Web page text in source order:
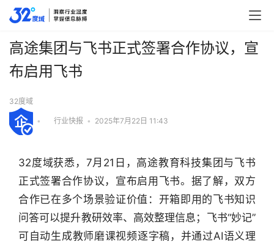
高途集团与飞书正式签署合作协议，宣
布启用飞书
32度域
• 行业快报 • 2025年7月22日 11:43
32度域获悉，7月21日，高途教育科技集团与飞书
正式签署合作协议，宣布启用飞书。据了解，双方
合作已在多个场景验证价值：开箱即用的飞书知识
问答可以提升教研效率、高效整理信息；飞书“妙记”
可自动生成教师磨课视频逐字稿，并通过AI语义理